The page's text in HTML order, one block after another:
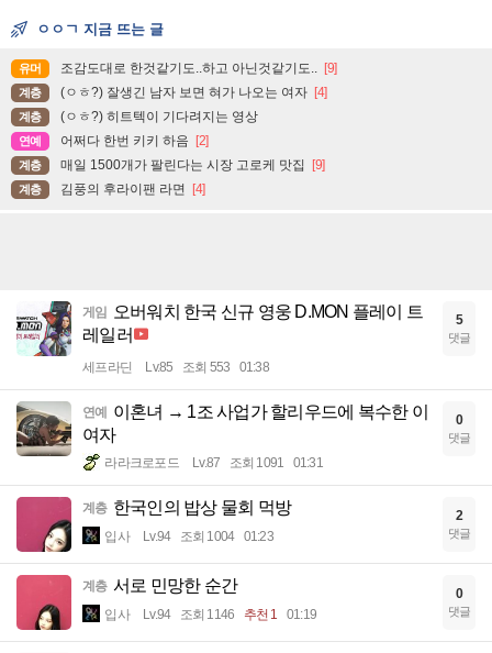
ㅇㅇㄱ 지금 뜨는 글
유머 조감도대로 한것같기도..하고 아닌것같기도.. [9]
계층 (ㅇㅎ?) 잘생긴 남자 보면 혀가 나오는 여자 [4]
계층 (ㅇㅎ?) 히트텍이 기다려지는 영상
연예 어쩌다 한번 키키 하음 [2]
계층 매일 1500개가 팔린다는 시장 고로케 맛집 [9]
계층 김풍의 후라이팬 라면 [4]
게임
오버워치 한국 신규 영웅 D.MON 플레이 트
레일러
세프라딘 Lv.85 조회 553 01:38
5
댓글
연예
이혼녀 → 1조 사업가 할리우드에 복수한 이
여자
라라크로포드 Lv.87 조회 1091 01:31
0
댓글
계층 한국인의 밥상 물회 먹방
입사 Lv.94 조회 1004 01:23
2
댓글
계층 서로 민망한 순간
입사 Lv.94 조회 1146 추천 1 01:19
0
댓글